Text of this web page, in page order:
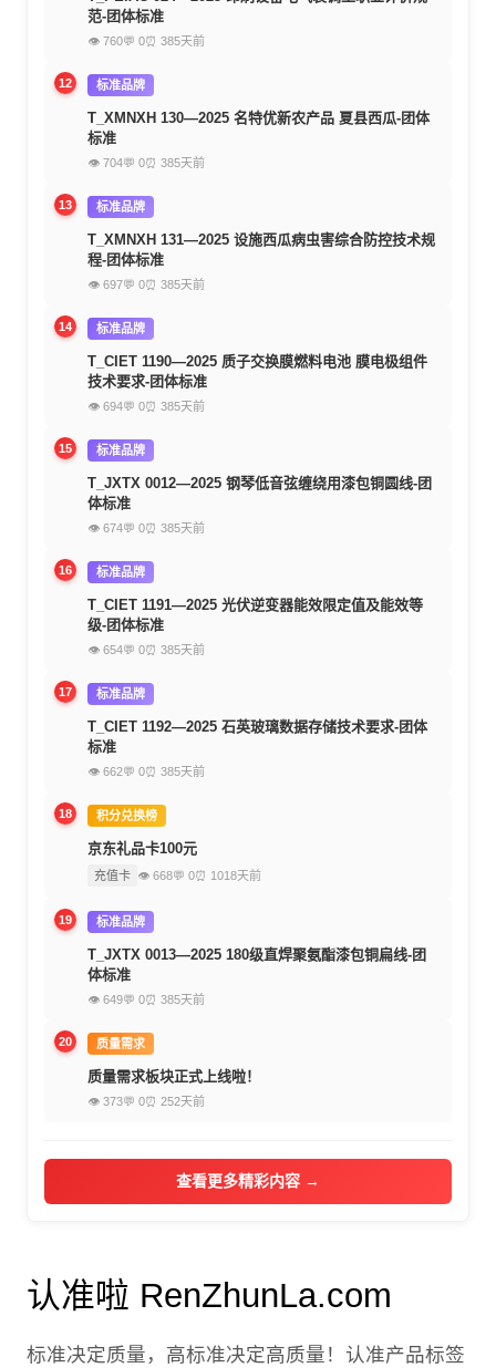
范-团体标准
👁 760💬 0⏰ 385天前
12 标准品牌
T_XMNXH 130—2025 名特优新农产品 夏县西瓜-团体
标准
👁 704💬 0⏰ 385天前
13 标准品牌
T_XMNXH 131—2025 设施西瓜病虫害综合防控技术规
程-团体标准
👁 697💬 0⏰ 385天前
14 标准品牌
T_CIET 1190—2025 质子交换膜燃料电池 膜电极组件
技术要求-团体标准
👁 694💬 0⏰ 385天前
15 标准品牌
T_JXTX 0012—2025 钢琴低音弦缠绕用漆包铜圆线-团
体标准
👁 674💬 0⏰ 385天前
16 标准品牌
T_CIET 1191—2025 光伏逆变器能效限定值及能效等
级-团体标准
👁 654💬 0⏰ 385天前
17 标准品牌
T_CIET 1192—2025 石英玻璃数据存储技术要求-团体
标准
👁 662💬 0⏰ 385天前
18 积分兑换榜
京东礼品卡100元
充值卡 👁 668💬 0⏰ 1018天前
19 标准品牌
T_JXTX 0013—2025 180级直焊聚氨酯漆包铜扁线-团
体标准
👁 649💬 0⏰ 385天前
20 质量需求
质量需求板块正式上线啦！
👁 373💬 0⏰ 252天前
查看更多精彩内容 →
认准啦 RenZhunLa.com
标准决定质量，高标准决定高质量！认准产品标签